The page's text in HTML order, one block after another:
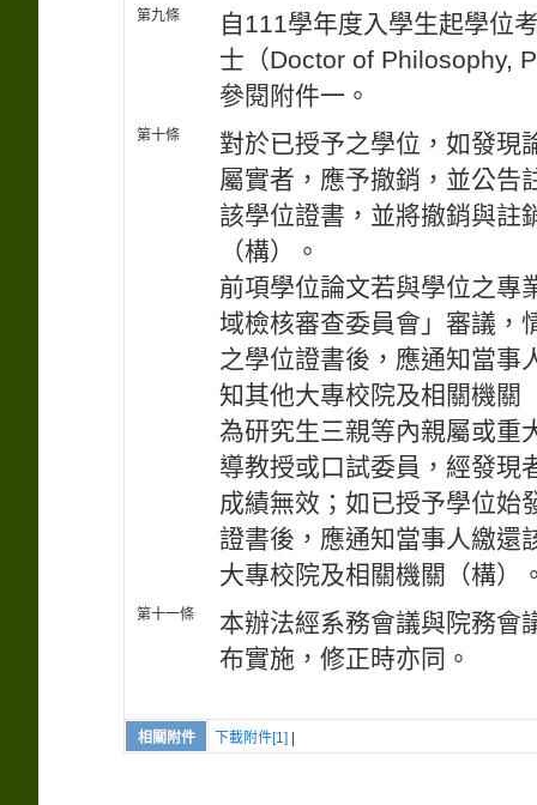
第九條
自111學年度入學生起學位
士（Doctor of Philosophy,
參閱附件一。
第十條
對於已授予之學位，如發現
屬實者，應予撤銷，並公告
該學位證書，並將撤銷與註
（構）。
前項學位論文若與學位之專
域檢核審查委員會」審議，
之學位證書後，應通知當事
知其他大專校院及相關機關
為研究生三親等內親屬或重
導教授或口試委員，經發現
成績無效；如已授予學位始
證書後，應通知當事人繳還
大專校院及相關機關（構）
第十一條
本辦法經系務會議與院務會
布實施，修正時亦同。
相關附件 下載附件[1]